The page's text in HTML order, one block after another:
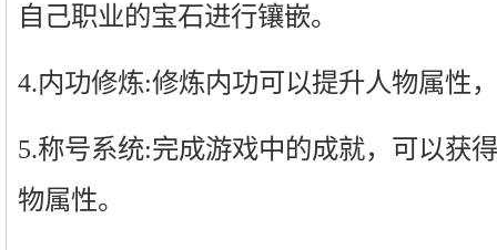
自己职业的宝石进行镶嵌。
4.内功修炼:修炼内功可以提升人物属性
5.称号系统:完成游戏中的成就，可以获
物属性。